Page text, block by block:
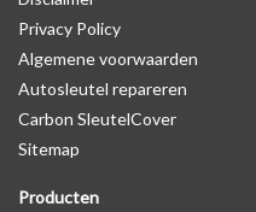
Levering
Voor 16:00 besteld = Dezelfde
Verzending naar België: 1/3
Privacy Policy
Algemene voorwaarden
Autosleutel repareren
Carbon SleutelCover
Sitemap
Producten